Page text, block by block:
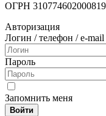
ОГРН 310774602000819
Авторизация
Логин / телефон / e-mail
Пароль
Запомнить меня
Войти